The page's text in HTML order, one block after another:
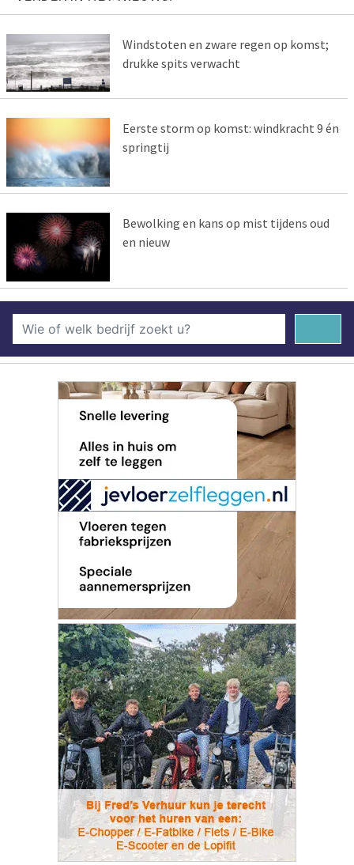
Windstoten en zware regen op komst;
drukke spits verwacht
Eerste storm op komst: windkracht 9 én
springtij
Bewolking en kans op mist tijdens oud
en nieuw